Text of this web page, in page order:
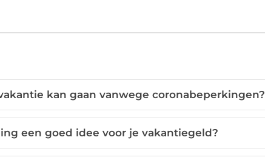
kan gaan vanwege coronabeperkingen?
een goed idee voor je vakantiegeld?